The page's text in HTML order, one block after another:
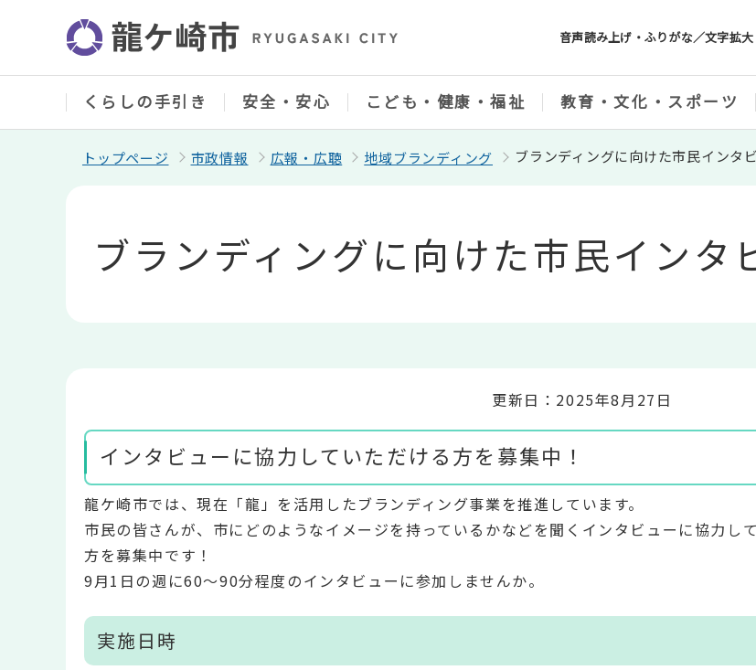
ジ
音声読み上げ・ふりがな／文字拡
くらしの手引き 安全・安心 こども・健康・福祉 教育・文化・スポーツ
トップページ 市政情報 広報・広聴 地域ブランディング ブランディングに向けた市民インタ
ブランディングに向けた市民インタ
更新日：2025年8月27日
インタビューに協力していただける方を募集中！
龍ケ崎市では、現在「龍」を活用したブランディング事業を推進しています。
市民の皆さんが、市にどのようなイメージを持っているかなどを聞くインタビューに協力し
方を募集中です！
9月1日の週に60～90分程度のインタビューに参加しませんか。
実施日時